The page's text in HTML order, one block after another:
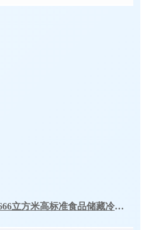
春发生物科技（宁夏）2666立方米高标准食品储藏冷库工程案例